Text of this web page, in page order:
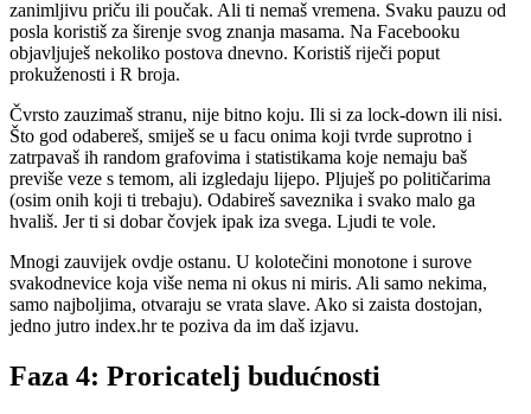
zanimljivu priču ili poučak. Ali ti nemaš vremena. Svaku pauzu od
posla koristiš za širenje svog znanja masama. Na Facebooku
objavljuješ nekoliko postova dnevno. Koristiš riječi poput
prokuženosti i R broja.
Čvrsto zauzimaš stranu, nije bitno koju. Ili si za lock-down ili nisi.
Što god odabereš, smiješ se u facu onima koji tvrde suprotno i
zatrpavaš ih random grafovima i statistikama koje nemaju baš
previše veze s temom, ali izgledaju lijepo. Pljuješ po političarima
(osim onih koji ti trebaju). Odabireš saveznika i svako malo ga
hvališ. Jer ti si dobar čovjek ipak iza svega. Ljudi te vole.
Mnogi zauvijek ovdje ostanu. U kolotečini monotone i surove
svakodnevice koja više nema ni okus ni miris. Ali samo nekima,
samo najboljima, otvaraju se vrata slave. Ako si zaista dostojan,
jedno jutro index.hr te poziva da im daš izjavu.
Faza 4: Proricatelj budućnosti